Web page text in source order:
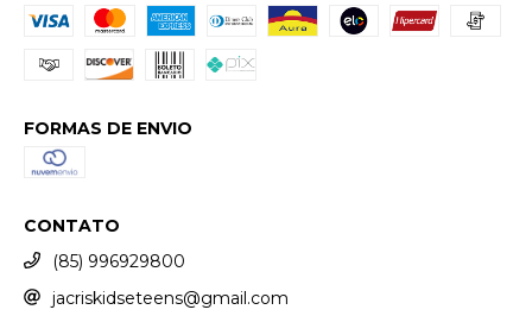
FORMAS DE ENVIO
CONTATO
(85) 996929800
jacriskidseteens@gmail.com